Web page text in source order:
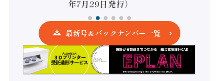
年7月29日発行）
最新号＆バックナンバー一覧